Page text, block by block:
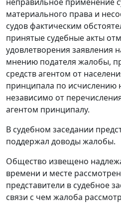
материального права и
судов фактическим
принятые судебные акты
удовлетворения заявления
мнению подателя жалобы,
средств агентом от
принципала по исчислению
независимо от
агентом принципалу.
В судебном заседании
поддержал доводы жалобы.
Общество извещено
времени и месте
представители в судебное
связи с чем жалоба